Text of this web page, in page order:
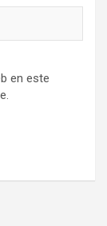
en este